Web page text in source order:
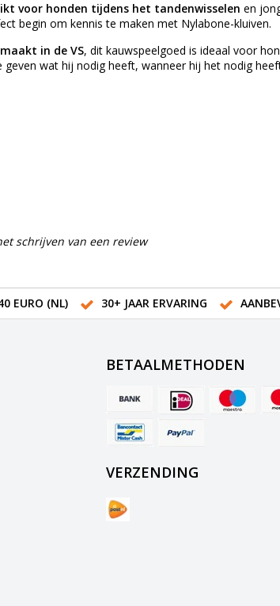
voor honden tijdens het tandenwisselen en
begin om kennis te maken met Nylabone-kluiven.
in de VS, dit kauwspeelgoed is ideaal voor
wat hij nodig heeft, wanneer hij het nodig
schrijven van een review
EURO (NL) 30+ JAAR ERVARING
BETAALMETHODEN
VERZENDING